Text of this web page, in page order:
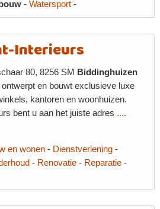
-Watersport -
Interieurs
80, 8256 SM
Biddinghuizen
en bouwt exclusieve luxe
kantoren en woonhuizen.
bent u aan het juiste adres ....
en wonen - Dienstverlening -
- Renovatie - Reparatie -